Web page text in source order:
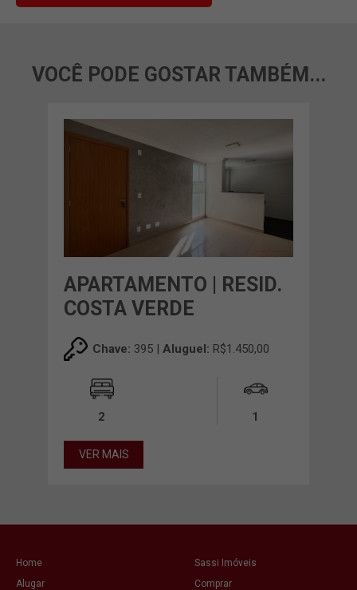
VOCÊ PODE GOSTAR TAMBÉM...
APARTAMENTO | RESID.
COSTA VERDE
Chave: 395 | Aluguel: R$1.450,00
2 1
VER MAIS
Home
Sassi Imóveis
Alugar
Comprar